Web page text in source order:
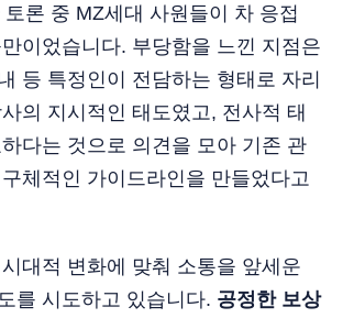
론 중 MZ세대 사원들이 차 응접
이었습니다. 부당함을 느낀 지점은
등 특정인이 전담하는 형태로 자리
의 지시적인 태도였고, 전사적 태
다는 것으로 의견을 모아 기존 관
체적인 가이드라인을 만들었다고
대적 변화에 맞춰 소통을 앞세운
를 시도하고 있습니다. 공정한 보상